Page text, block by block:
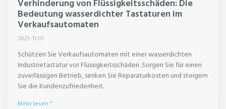
Verhinderung von Flüssigkeitsschäden: Die
Bedeutung wasserdichter Tastaturen im
Verkaufsautomaten
2025-11-01
Schützen Sie Verkaufsautomaten mit einer wasserdichten
Industrietastatur vor Flüssigkeitsschäden. Sorgen Sie für einen
zuverlässigen Betrieb, senken Sie Reparaturkosten und steigern
Sie die Kundenzufriedenheit.
Mehr lesen "